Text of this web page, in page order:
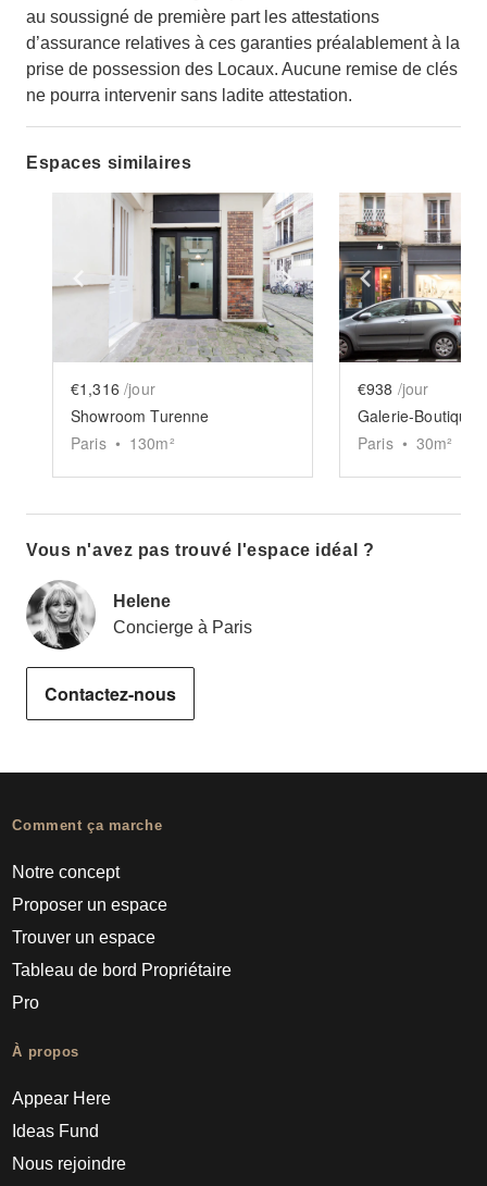
au soussigné de première part les attestations
d’assurance relatives à ces garanties préalablement à la
prise de possession des Locaux. Aucune remise de clés
ne pourra intervenir sans ladite attestation.
Espaces similaires
Show previous slide Show next slide
€1,316 /jour
Showroom Turenne
Paris • 130m²
Show
€938 /jour
Paris • 30m²
Vous n'avez pas trouvé l'espace idéal ?
Helene
Concierge à Paris
Contactez-nous
Comment ça marche
Notre concept
Proposer un espace
Trouver un espace
Tableau de bord Propriétaire
Pro
À propos
Appear Here
Ideas Fund
Nous rejoindre